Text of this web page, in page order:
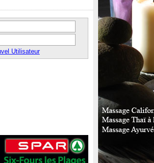
Utilisateur